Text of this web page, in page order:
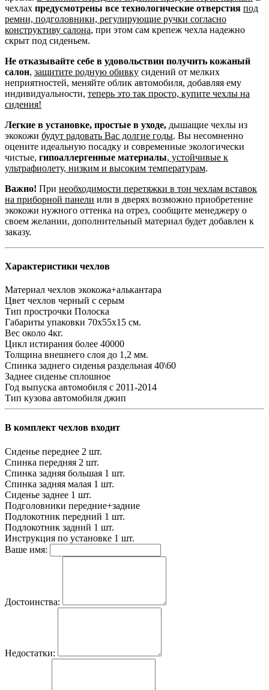
чехлах предусмотрены все технологические отверстия под
ремни, подголовники, регулирующие ручки согласно
конструктиву салона, при этом сам крепеж чехла надежно
скрыт под сиденьем.
Не отказывайте себе в удовольствии получить кожаный
салон, защитите родную обивку сидений от мелких
неприятностей, меняйте облик автомобиля, добавляя ему
индивидуальности, теперь это так просто, купите чехлы на
сидения!
Легкие в установке, простые в уходе, дышащие чехлы из
экокожи будут радовать Вас долгие годы. Вы несомненно
оцените идеальную посадку и современные экологически
чистые, гипоаллергенные материалы, устойчивые к
ультрафиолету, низким и высоким температурам.
Важно! При необходимости перетяжки в тон чехлам вставок
на приборной панели или в дверях возможно приобретение
экокожи нужного оттенка на отрез, сообщите менеджеру о
своем желании, дополнительный материал будет добавлен к
заказу.
Характеристики чехлов
Материал чехлов экокожа+алькантара
Цвет чехлов черный с серым
Тип прострочки Полоска
Габариты упаковки 70х55х15 см.
Вес около 4кг.
Цикл истирания более 40000
Толщина внешнего слоя до 1,2 мм.
Спинка заднего сиденья раздельная 40\60
Заднее сиденье сплошное
Год выпуска автомобиля с 2011-2014
Тип кузова автомобиля джип
В комплект чехлов входит
Сиденье переднее 2 шт.
Спинка передняя 2 шт.
Спинка задняя большая 1 шт.
Спинка задняя малая 1 шт.
Сиденье заднее 1 шт.
Подголовники передние+задние
Подлокотник передний 1 шт.
Подлокотник задний 1 шт.
Инструкция по установке 1 шт.
Ваше имя:
Достоинства:
Недостатки: